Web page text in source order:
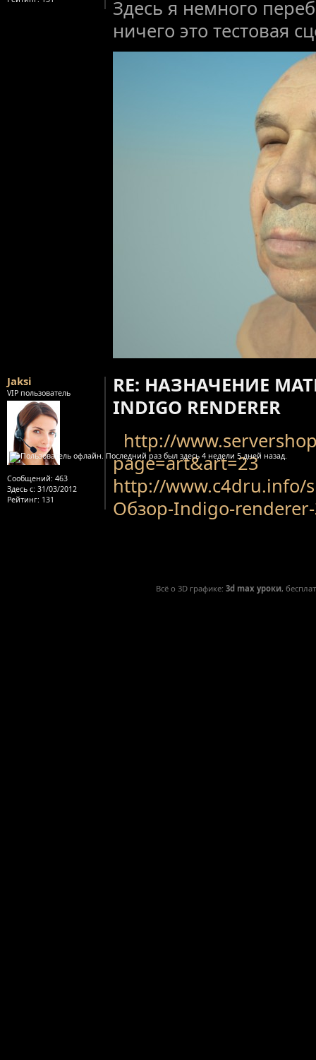
Здесь я немного
ничего это тестовая
Jaksi
VIP пользователь
Сообщений: 463
Здесь с: 31/03/2012
Рейтинг: 131
RE: НАЗНАЧЕНИЕ
INDIGO RENDERER
http://
page=art&art=23
http://www.c4dru.info/
Обзор-Indigo-
Всё о 3D графике: 3d max уроки,